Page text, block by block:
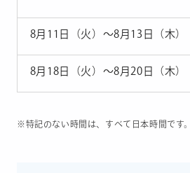
8月11日（火）〜8月13日（木）
8月18日（火）〜8月20日（木）
※特記のない時間は、すべて日本時間です。